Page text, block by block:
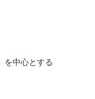
を中心とする